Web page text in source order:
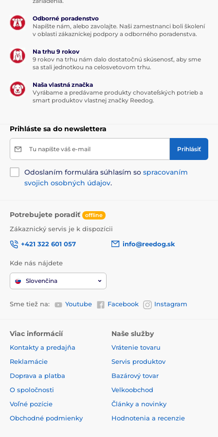
Zvukové Ponoriteľné
Odborné poradenstvo
Napíšte nám, alebo zavolajte. Naši zamestnanci boli školení
v oblasti zákazníckej podpory a odborného poradenstva.
Na trhu 9 rokov
9 rokov na trhu nám dalo dostatočnú skúsenosť, aby sme
sa stali jednotkou na celosvetovom trhu.
Naša vlastná značka
Vyrábame a predávame produkty chovateľských potrieb a
smart produktov vlastnej značky Reedog.
Prihláste sa do newslettera
Tu napíšte váš e-mail Prihlásiť
Odoslaním formulára súhlasím so spracovaním
svojich osobných údajov.
Potrebujete poradiť offline
Zákaznický servis je k dispozícii
+421 322 601 057
info@reedog.sk
Kde nás nájdete
Slovenčina
Sme tiež na: Youtube Facebook Instagram
Viac informácií
Kontakty a predajňa
Reklamácie
Doprava a platba
O spoločnosti
Voľné pozície
Obchodné podmienky
Naše služby
Vrátenie tovaru
Servis produktov
Bazárový tovar
Velkoobchod
Články a novinky
Hodnotenia a recenzie